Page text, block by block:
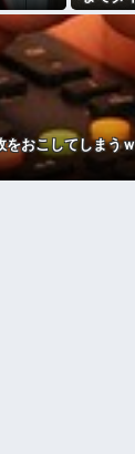
をおこしてしまう